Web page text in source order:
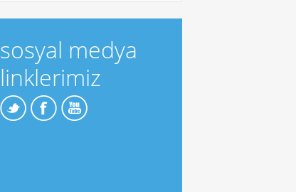
sosyal medya
linklerimiz